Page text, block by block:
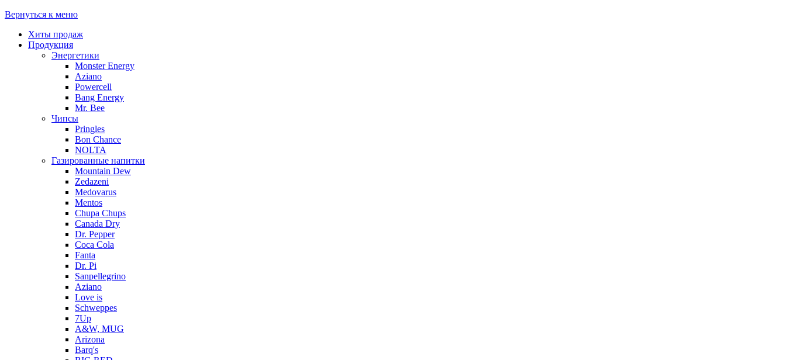
Вернуться к меню
Хиты продаж
Продукция
Энергетики
Monster Energy
Aziano
Powercell
Bang Energy
Mr. Bee
Чипсы
Pringles
Bon Chance
NOLTA
Газированные напитки
Mountain Dew
Zedazeni
Medovarus
Mentos
Chupa Chups
Canada Dry
Dr. Pepper
Coca Cola
Fanta
Dr. Pi
Sanpellegrino
Aziano
Love is
Schweppes
7Up
A&W, MUG
Arizona
Barq's